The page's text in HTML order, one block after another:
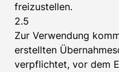
freizustellen.
2.5
Zur Verwendung
erstellten
verpflichtet, vor dem